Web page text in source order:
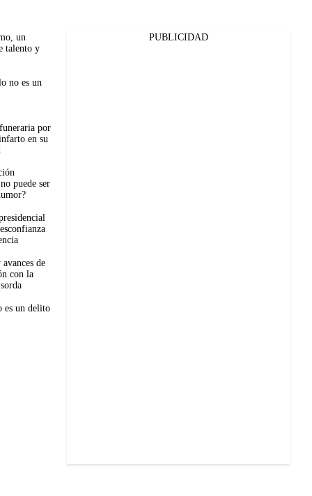
un
talento y
no es un
por
en su
puede ser
de
con la
es un delito
PUBLICIDAD